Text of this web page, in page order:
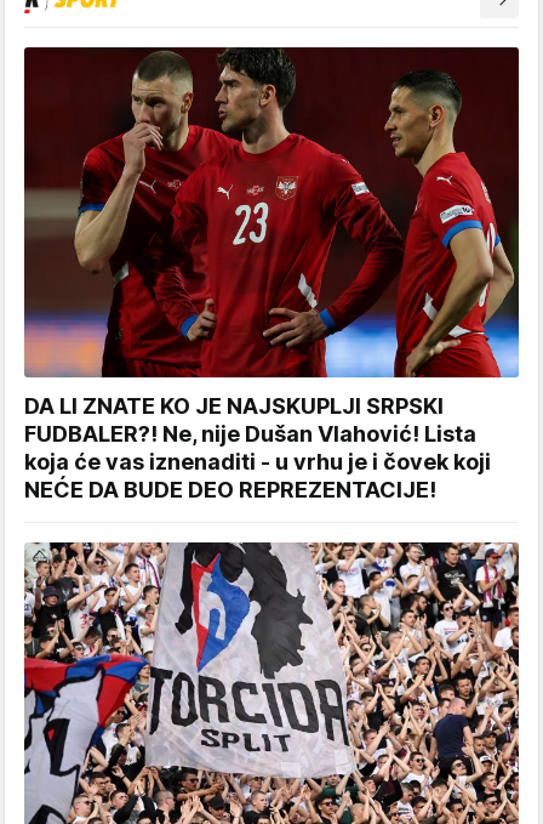
DA LI ZNATE KO JE NAJSKUPLJI SRPSKI
FUDBALER?! Ne, nije Dušan Vlahović! Lista
koja će vas iznenaditi - u vrhu je i čovek koji
NEĆE DA BUDE DEO REPREZENTACIJE!